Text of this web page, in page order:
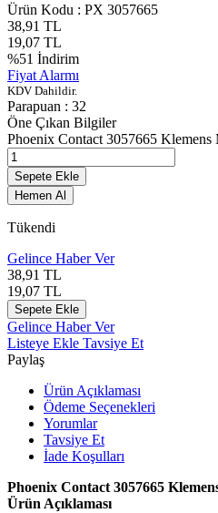
Ürün Kodu : PX 3057665
38,91 TL
19,07 TL
%51 İndirim
Fiyat Alarmı
KDV Dahildir.
Parapuan : 32
Öne Çıkan Bilgiler
Phoenix Contact 3057665
Sepete Ekle
Hemen Al
Tükendi
Gelince Haber Ver
38,91 TL
19,07 TL
Sepete Ekle
Gelince Haber Ver
Listeye Ekle Tavsiye Et
Paylaş
Ürün Açıklaması
Ödeme Seçenekleri
Yorumlar
Tavsiye Et
İade Koşulları
Phoenix Contact 3057665
Ürün Açıklaması